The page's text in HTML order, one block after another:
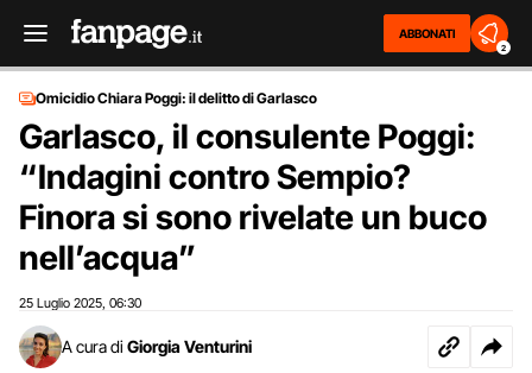
ABBONATI
2
Omicidio Chiara Poggi: il delitto di Garlasco
Garlasco, il consulente Poggi:
“Indagini contro Sempio?
Finora si sono rivelate un buco
nell’acqua”
25 Luglio 2025 06:30
A cura di Giorgia Venturini